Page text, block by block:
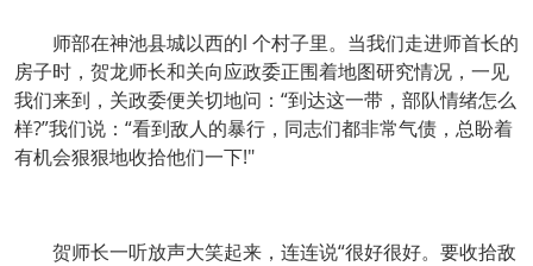
师部在神池县城以西的l 个村子里。当我们走进师首长的
房子时，贺龙师长和关向应政委正围着地图研究情况，一见
我们来到，关政委便关切地问：“到达这一带，部队情绪怎么
样?”我们说：“看到敌人的暴行，同志们都非常气债，总盼着
有机会狠狠地收拾他们一下!"
贺师长一听放声大笑起来，连连说“很好很好。要收拾敌